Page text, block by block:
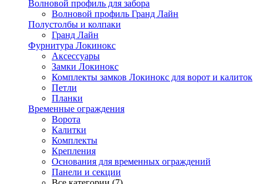
Волновой профиль для забора
Волновой профиль Гранд Лайн
Полустолбы и колпаки
Гранд Лайн
Фурнитура Локинокс
Аксессуары
Замки Локинокс
Комплекты замков Локинокс для ворот и калиток
Петли
Планки
Временные ограждения
Ворота
Калитки
Комплекты
Крепления
Основания для временных ограждений
Панели и секции